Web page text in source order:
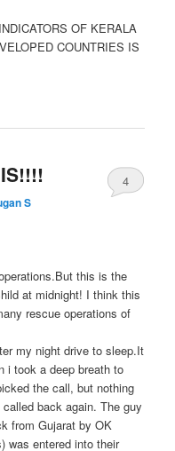
OF KERALA
COUNTRIES IS
S
4
this is the
at midnight! I think this
rescue operations of
my night drive to sleep.It
i took a deep breath to
the call, but nothing
back again. The guy
from Gujarat by OK
was entered into their